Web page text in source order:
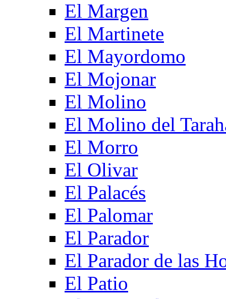
El Margen
El Martinete
El Mayordomo
El Mojonar
El Molino
El Molino del
El Morro
El Olivar
El Palacés
El Palomar
El Parador
El Parador de las
El Patio